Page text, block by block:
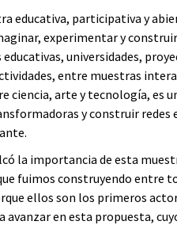
educativa, participativa y
experimentar y
universidades,
entre muestras
ciencia, arte y tecnología, es
y construir redes
la importancia de esta
fuimos construyendo entre
ellos son los primeros
avanzar en esta propuesta,